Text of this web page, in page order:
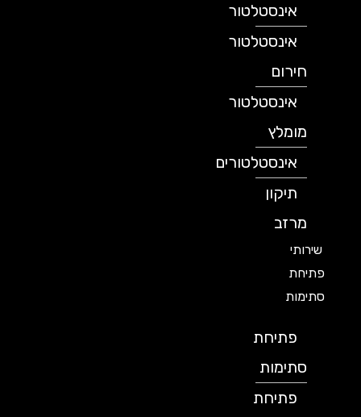
אינסטלטור
אינסטלטור
חירום
אינסטלטור
מומלץ
אינסטלטורים
תיקון
מרזב
שירותי
פתיחת
סתימות
פתיחת
סתימות
פתיחת